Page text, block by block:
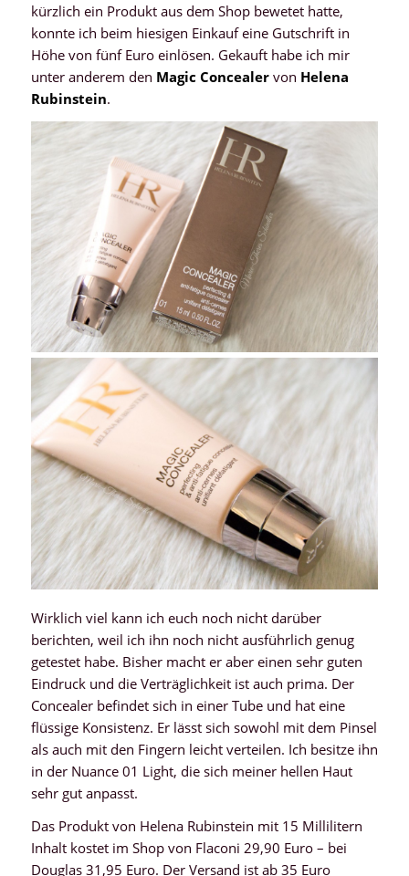
kürzlich ein Produkt aus dem Shop bewetet hatte,
konnte ich beim hiesigen Einkauf eine Gutschrift in
Höhe von fünf Euro einlösen. Gekauft habe ich mir
unter anderem den Magic Concealervon Helena
Rubinstein.
Wirklich viel kann ich euch noch nicht darüber
berichten, weil ich ihn noch nicht ausführlich genug
getestet habe. Bisher macht er aber einen sehr guten
Eindruck und die Verträglichkeit ist auch prima. Der
Concealer befindet sich in einer Tube und hat eine
flüssige Konsistenz. Er lässt sich sowohl mit dem Pinsel
als auch mit den Fingern leicht verteilen. Ich besitze ihn
in der Nuance 01 Light, die sich meiner hellen Haut
sehr gut anpasst.
Das Produkt von Helena Rubinstein mit 15 Millilitern
Inhalt kostet im Shop von Flaconi 29,90 Euro – bei
Douglas 31,95 Euro. Der Versand ist ab 35 Euro